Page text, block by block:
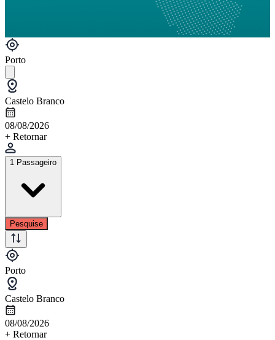
Porto
Castelo Branco
08/08/2026
+ Retornar
1 Passageiro
Pesquise
Porto
Castelo Branco
08/08/2026
+ Retornar